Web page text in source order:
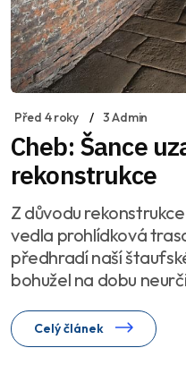
Před 4 roky 3 Admin
Cheb: Šance
rekonstrukce
Z důvodu
vedla prohlídková
předhradí naší
bohužel na dobu
Celý článek